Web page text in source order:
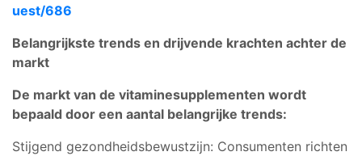
uest/686
Belangrijkste trends en drijvende krachten achter de
markt
De markt van de vitaminesupplementen wordt
bepaald door een aantal belangrijke trends:
Stijgend gezondheidsbewustzijn: Consumenten richten